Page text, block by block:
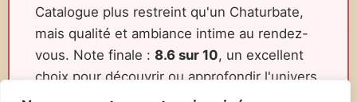
Catalogue plus restreint qu'un Chaturbate,
mais qualité et ambiance intime au rendez-
vous. Note finale : 8.6 sur 10, un excellent
choix pour découvrir ou approfondir l'univers
des sexcams live.